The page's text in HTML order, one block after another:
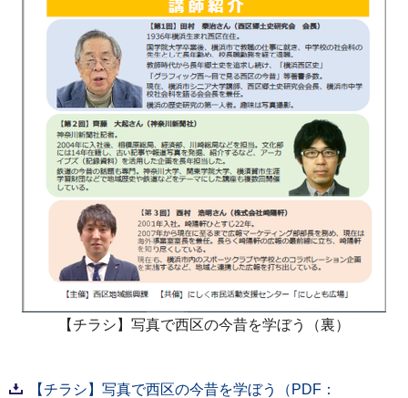
【チラシ】写真で西区の今昔を学ぼう（裏）
【チラシ】写真で西区の今昔を学ぼう（PDF：